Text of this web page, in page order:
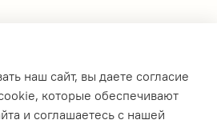
наш сайт, вы даете согласие
которые обеспечивают
и соглашаетесь с нашей